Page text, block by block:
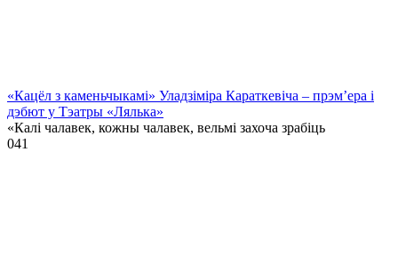
«Кацёл з каменьчыкамі» Уладзіміра Караткевіча – прэм’ера і
дэбют у Тэатры «Лялька»
«Калі чалавек, кожны чалавек, вельмі захоча зрабіць
041